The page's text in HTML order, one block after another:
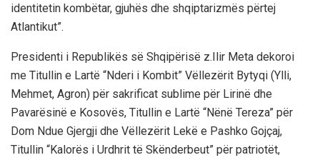
identitetin kombëtar, gjuhës dhe shqiptarizmës përtej
Atlantikut”.
Presidenti i Republikës së Shqipërisë z.Ilir Meta dekoroi
me Titullin e Lartë “Nderi i Kombit” Vëllezërit Bytyqi (Ylli,
Mehmet, Agron) për sakrificat sublime për Lirinë dhe
Pavarësinë e Kosovës, Titullin e Lartë “Nënë Tereza” për
Dom Ndue Gjergji dhe Vëllezërit Lekë e Pashko Gojçaj,
Titullin “Kalorës i Urdhrit të Skënderbeut” për patriotët,